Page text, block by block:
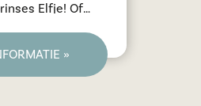
Elfje! Of
boekjes of
kindje te laten
»